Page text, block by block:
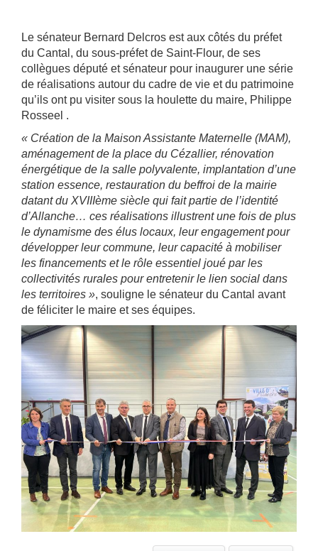
Le sénateur Bernard Delcros est aux côtés du préfet
du Cantal, du sous-préfet de Saint-Flour, de ses
collègues député et sénateur pour inaugurer une série
de réalisations autour du cadre de vie et du patrimoine
qu’ils ont pu visiter sous la houlette du maire, Philippe
Rosseel .
« Création de la Maison Assistante Maternelle (MAM),
aménagement de la place du Cézallier, rénovation
énergétique de la salle polyvalente, implantation d’une
station essence, restauration du beffroi de la mairie
datant du XVIIIème siècle qui fait partie de l’identité
d’Allanche… ces réalisations illustrent une fois de plus
le dynamisme des élus locaux, leur engagement pour
développer leur commune, leur capacité à mobiliser
les financements et le rôle essentiel joué par les
collectivités rurales pour entretenir le lien social dans
les territoires », souligne le sénateur du Cantal avant
de féliciter le maire et ses équipes.